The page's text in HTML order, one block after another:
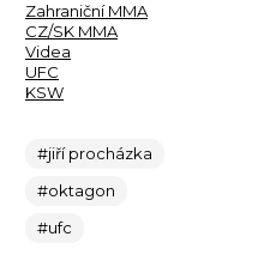
Zahraniční MMA
CZ/SK MMA
Videa
UFC
KSW
#jiří procházka
#oktagon
#ufc